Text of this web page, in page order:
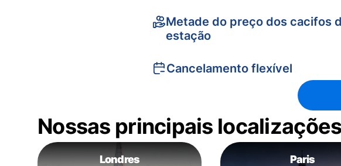
Metade do preço dos cacifos
estação
Cancelamento flexível
Nossas principais
Londres Paris